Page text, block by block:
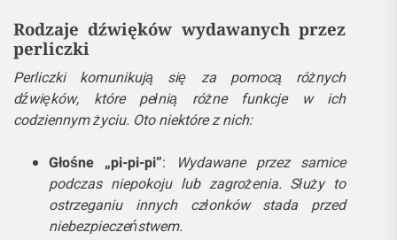
Rodzaje dźwięków wydawanych przez
perliczki
Perliczki komunikują się za pomocą różnych
dźwięków, które pełnią różne funkcje w ich
codziennym życiu. Oto niektóre z nich:
Głośne „pi-pi-pi”:
Wydawane przez samice
podczas niepokoju lub zagrożenia. Służy to
ostrzeganiu innych członków stada przed
niebezpieczeństwem.